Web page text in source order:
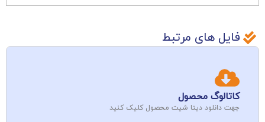
فایل های مرتبط
کاتالوگ محصول
جهت دانلود دیتا شیت محصول کلیک کنید